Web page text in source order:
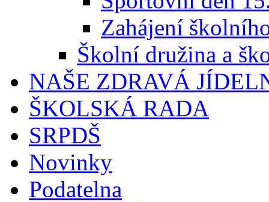
Zahájení
Školní družina a
NAŠE ZDRAVÁ
ŠKOLSKÁ RADA
SRPDŠ
Novinky
Podatelna